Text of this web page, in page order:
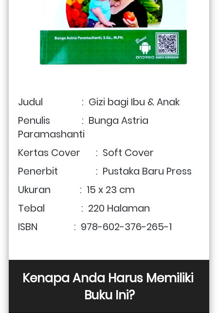
Judul                :  Gizi bagi Ibu & Anak
Penulis             :  Bunga Astria
Paramashanti
Kertas Cover	:  Soft Cover
Penerbit	        :  Pustaka Baru Press
Ukuran            :  15 x 23 cm
Tebal               :  220 Halaman
ISBN               :  978-602-376-265-1
Kenapa Anda Harus Memiliki
Buku Ini?